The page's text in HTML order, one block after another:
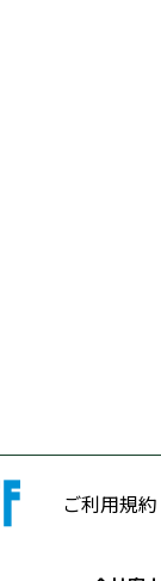
ご利用規約